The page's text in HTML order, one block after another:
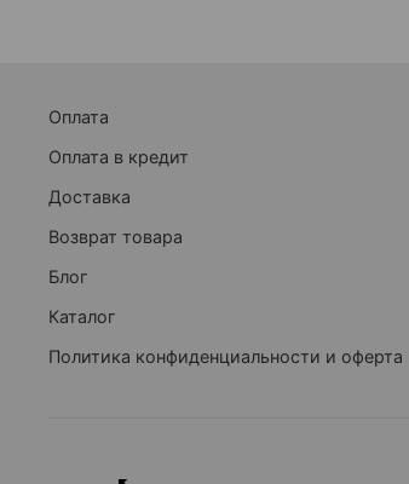
Оплата
Оплата в кредит
Доставка
Возврат товара
Блог
Каталог
Политика конфиденциальности и оферта